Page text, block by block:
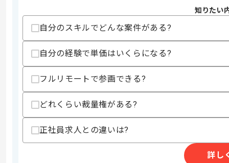
スキル
・バージョン管理ツールを用いた開発の
・ミドルウェアの構築やチューニングの
・大規模なインフラ構築や運用の実務経
・AWSを用いた開発の実務経験
・Githubを用いた開発の実務経験
知りたい
自分のスキルでどんな案件がある?
自分の経験で単価はいくらになる?
フルリモートで参画できる?
どれくらい裁量権がある?
正社員求人との違いは?
詳し